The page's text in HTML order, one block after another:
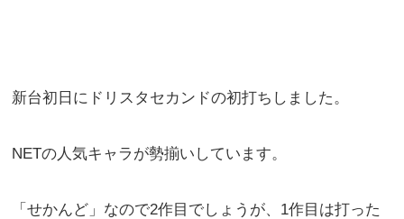
新台初日にドリスタセカンドの初打ちしました。
NETの人気キャラが勢揃いしています。
「せかんど」なので2作目でしょうが、1作目は打った